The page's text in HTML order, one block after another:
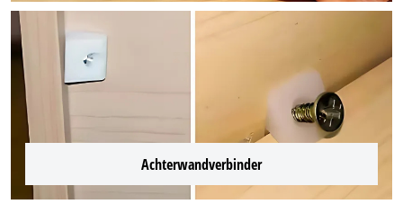
Achterwandverbinder